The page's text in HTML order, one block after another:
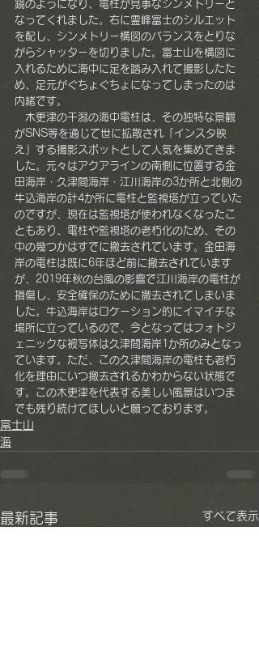
鏡のようになり、電柱が見事なシンメトリーと
なってくれました。右に霊峰富士のシルエット
を配し、シンメトリー構図のバランスをとりな
がらシャッターを切りました。富士山を構図に
入れるために海中に足を踏み入れて撮影したた
め、足元がぐちょぐちょになってしまったのは
内緒です。
木更津の干潟の海中電柱は、その独特な景観
がSNS等を通じて世に拡散され「インスタ映
え」する撮影スポットとして人気を集めてきま
した。元々はアクアラインの南側に位置する金
田海岸・久津間海岸・江川海岸の3か所と北側の
牛込海岸の計4か所に電柱と監視塔が立っていた
のですが、現在は監視塔が使われなくなったこ
ともあり、電柱や監視塔の老朽化のため、その
中の幾つかはすでに撤去されています。金田海
岸の電柱は既に6年ほど前に撤去されています
が、2019年秋の台風の影響で江川海岸の電柱が
損傷し、安全確保のために撤去されてしまいま
した。牛込海岸はロケーション的にイマイチな
場所に立っているので、今となってはフォトジ
ェニックな被写体は久津間海岸1か所のみとなっ
ています。ただ、この久津間海岸の電柱も老朽
化を理由にいつ撤去されるかわからない状態で
す。この木更津を代表する美しい風景はいつま
でも残り続けてほしいと願っております。
富士山
海
最新記事 すべて表示